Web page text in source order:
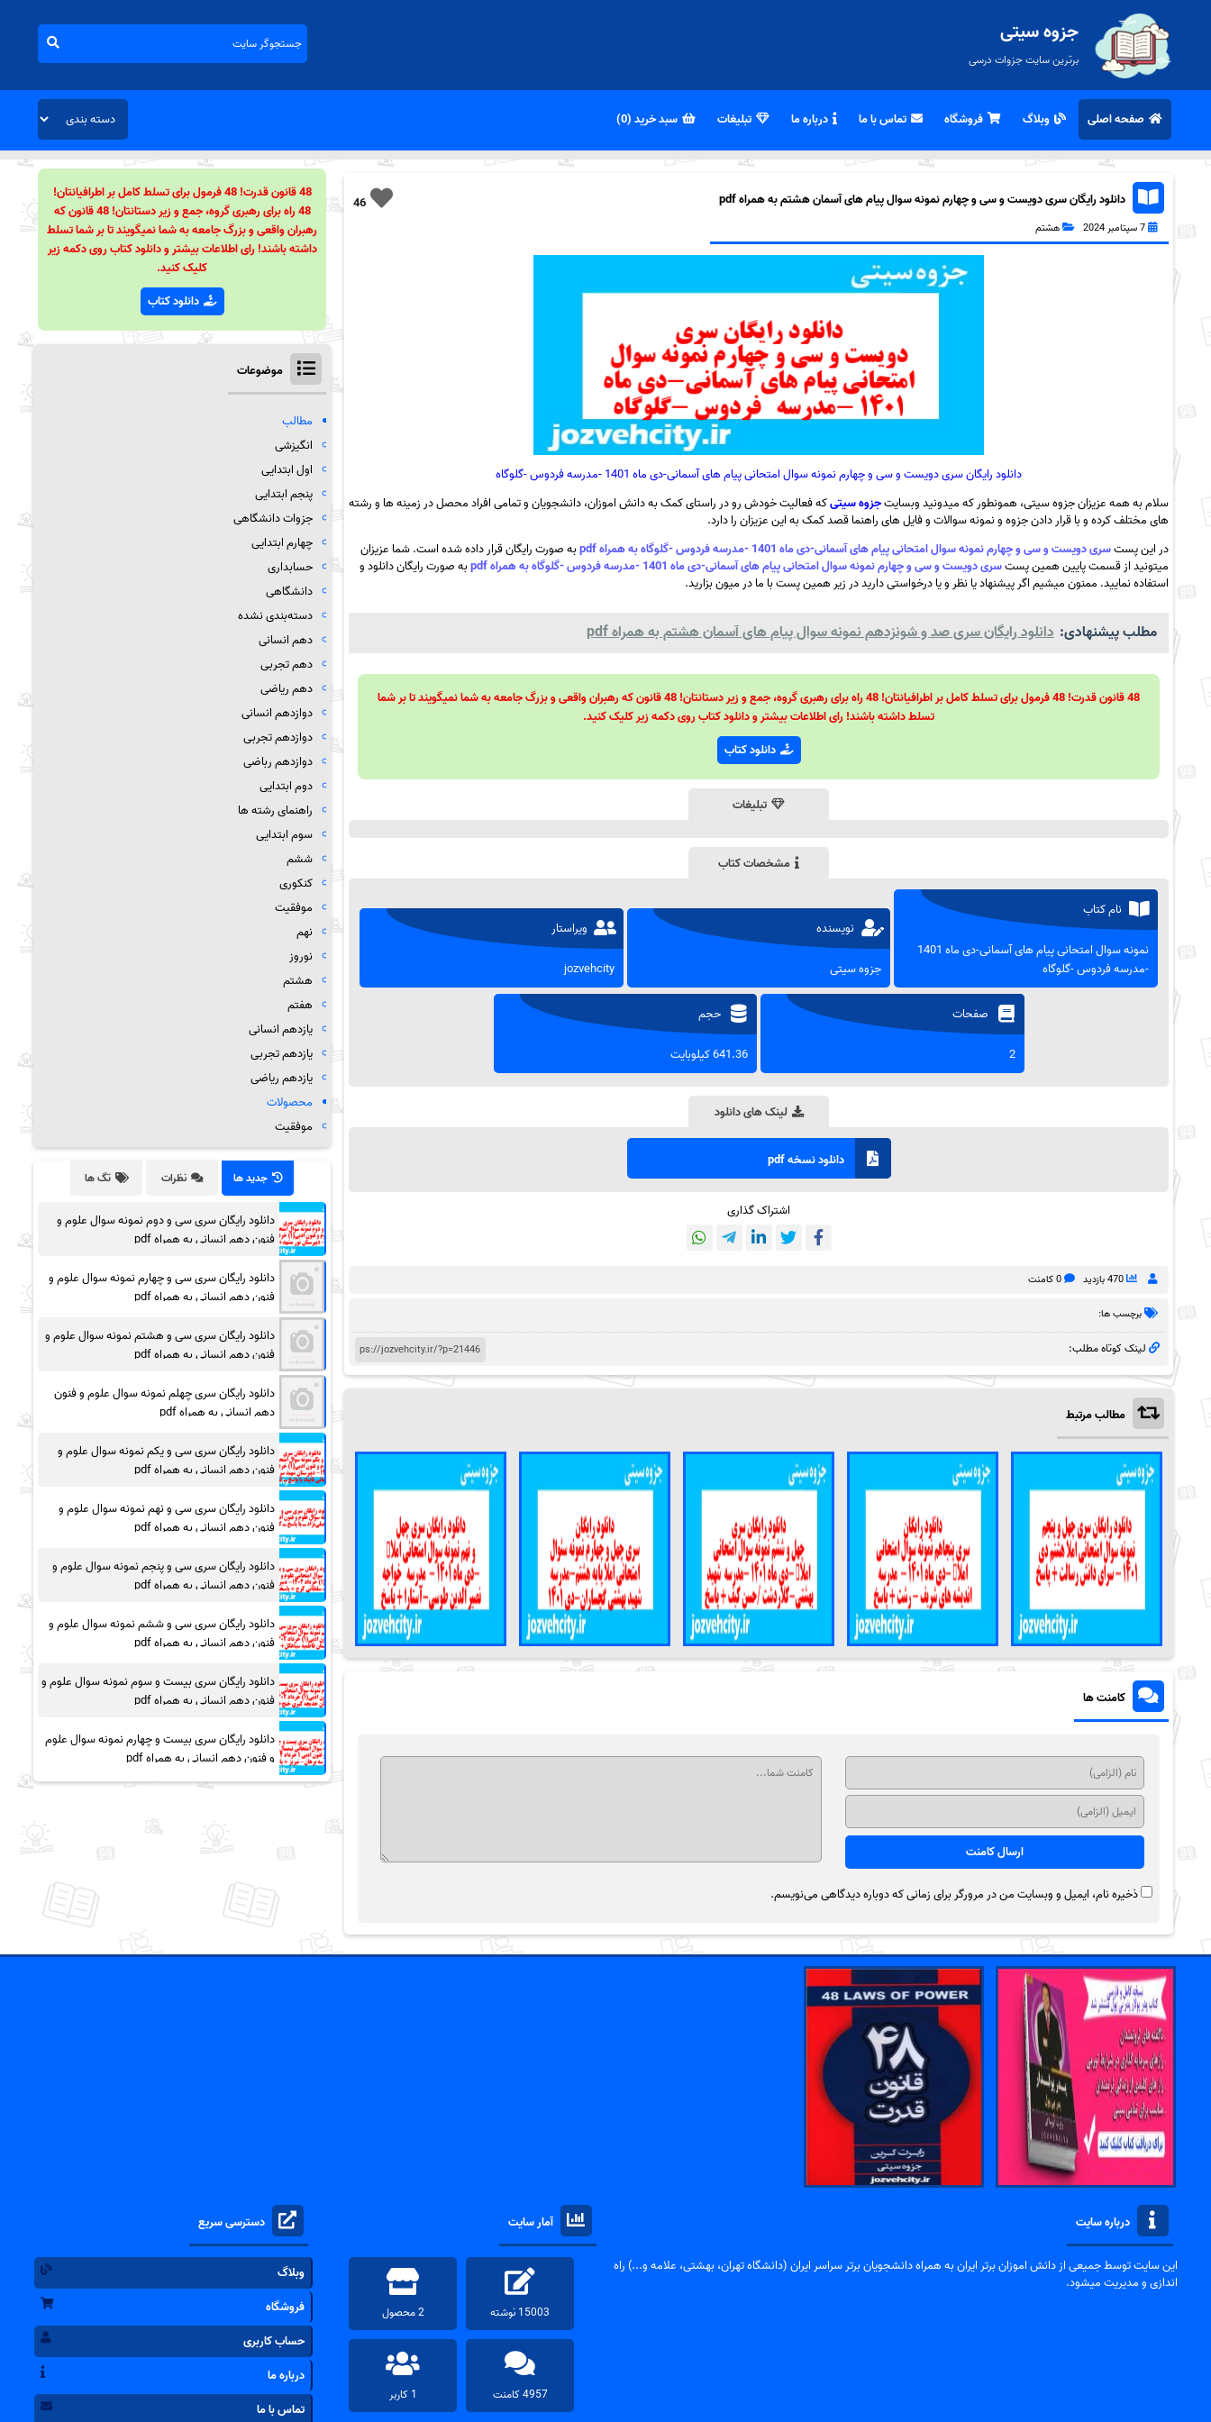
جزوه سیتی
برترین سایت جزوات درسی
صفحه اصلی وبلاگ فروشگاه تماس با ما درباره ما تبلیغات سبد خرید (0)
46 دانلود رایگان سری دویست و سی و چهارم نمونه سوال پیام های آسمان هشتم به همراه pdf
7 سپتامبر 2024 هشتم
دانلود رایگان سری دویست و سی و چهارم نمونه سوال امتحانی پیام های آسمانی-دی ماه 1401 -مدرسه فردوس -گلوگاه
سلام به همه عزیزان جزوه سیتی، همونطور که میدونید وبسایتجزوه سیتیکه فعالیت خودش رو در راستای کمک به دانش اموزان، دانشجویان و تمامی افراد محصل در زمینه ها و رشته
های مختلف کرده و با قرار دادن جزوه و نمونه سوالات و فایل های راهنما قصد کمک به این عزیزان را دارد.
در این پستسری دویست و سی و چهارم نمونه سوال امتحانی پیام های آسمانی-دی ماه 1401 -مدرسه فردوس -گلوگاه به همراه pdf
به صورت رایگان قرار داده شده است. شما عزیزان
میتونید از قسمت پایین همین پستسری دویست و سی و چهارم نمونه سوال امتحانی پیام های آسمانی-دی ماه 1401 -مدرسه فردوس -گلوگاه به همراه pdf
به صورت رایگان دانلود و
استفاده نمایید. ممنون میشیم اگر پیشنهاد یا نظر و یا درخواستی دارید در زیر همین پست با ما در میون بزارید.
مطلب پیشنهادی: دانلود رایگان سری صد و شونزدهم نمونه سوال پیام های آسمان هشتم به همراه pdf
48 قانون قدرت! 48 فرمول برای تسلط کامل بر اطرافیانتان! 48 راه برای رهبری گروه، جمع و زیر دستانتان! 48 قانون که رهبران واقعی و بزرگ جامعه به شما نمیگویند تا بر شما
تسلط داشته باشند! رای اطلاعات بیشتر و دانلود کتاب روی دکمه زیر کلیک کنید.
دانلود کتاب
تبلیغات
مشخصات کتاب
نام کتاب
نمونه سوال امتحانی پیام های آسمانی-دی ماه 1401
-مدرسه فردوس -گلوگاه
نویسنده
جزوه سیتی
ویراستار
jozvehcity
صفحات
2
حجم
641.36 کیلوبایت
لینک های دانلود
دانلود نسخه pdf
اشتراک گذاری
470 بازدید 0 کامنت
برچسب ها:
لینک کوتاه مطلب:
مطالب مرتبط
کامنت ها
ذخیره نام، ایمیل و وبسایت من در مرورگر برای زمانی که دوباره دیدگاهی می‌نویسم.
48 قانون قدرت! 48 فرمول برای تسلط کامل بر اطرافیانتان!
48 راه برای رهبری گروه، جمع و زیر دستانتان! 48 قانون که
رهبران واقعی و بزرگ جامعه به شما نمیگویند تا بر شما تسلط
داشته باشند! رای اطلاعات بیشتر و دانلود کتاب روی دکمه زیر
کلیک کنید.
دانلود کتاب
موضوعات
مطالب
انگیزشی
اول ابتدایی
پنجم ابتدایی
جزوات دانشگاهی
چهارم ابتدایی
حسابداری
دانشگاهی
دسته‌بندی نشده
دهم انسانی
دهم تجربی
دهم ریاضی
دوازدهم انسانی
دوازدهم تجربی
دوازدهم رباضی
دوم ابتدایی
راهنمای رشته ها
سوم ابتدایی
ششم
کنکوری
موفقیت
نهم
نوروز
هشتم
هفتم
یازدهم انسانی
یازدهم تجربی
یازدهم ریاضی
محصولات
موفقیت
جدید ها نظرات تگ ها
دانلود رایگان سری سی و دوم نمونه سوال علوم و
فنون دهم انسانی به همراه pdf
دانلود رایگان سری سی و چهارم نمونه سوال علوم و
فنون دهم انسانی به همراه pdf
دانلود رایگان سری سی و هشتم نمونه سوال علوم و
فنون دهم انسانی به همراه pdf
دانلود رایگان سری چهلم نمونه سوال علوم و فنون
دهم انسانی به همراه pdf
دانلود رایگان سری سی و یکم نمونه سوال علوم و
فنون دهم انسانی به همراه pdf
دانلود رایگان سری سی و نهم نمونه سوال علوم و
فنون دهم انسانی به همراه pdf
دانلود رایگان سری سی و پنجم نمونه سوال علوم و
فنون دهم انسانی به همراه pdf
دانلود رایگان سری سی و ششم نمونه سوال علوم و
فنون دهم انسانی به همراه pdf
دانلود رایگان سری بیست و سوم نمونه سوال علوم و
فنون دهم انسانی به همراه pdf
دانلود رایگان سری بیست و چهارم نمونه سوال علوم
و فنون دهم انسانی به همراه pdf
درباره سایت
این سایت توسط جمیعی از دانش اموزان برتر ایران به همراه دانشجویان برتر سراسر ایران (دانشگاه تهران، بهشتی، علامه و...) راه
اندازی و مدیریت میشود.
آمار سایت
15003 نوشته 2 محصول
4957 کامنت 1 کاربر
دسترسی سریع
وبلاگ
فروشگاه
حساب کاربری
درباره ما
تماس با ما